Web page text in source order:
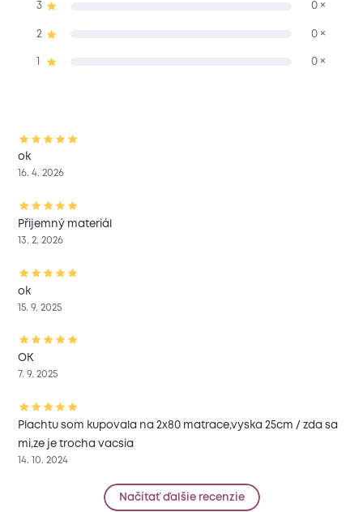
3 0 ×
2 0 ×
0 ×
ok
16. 4. 2026
Přijemný materiál
13. 2. 2026
ok
15. 9. 2025
OK
7. 9. 2025
Plachtu som kupovala na 2x80 matrace,vyska 25cm / zda sa
mi,ze je trocha vacsia
14. 10. 2024
Načítať ďalšie recenzie